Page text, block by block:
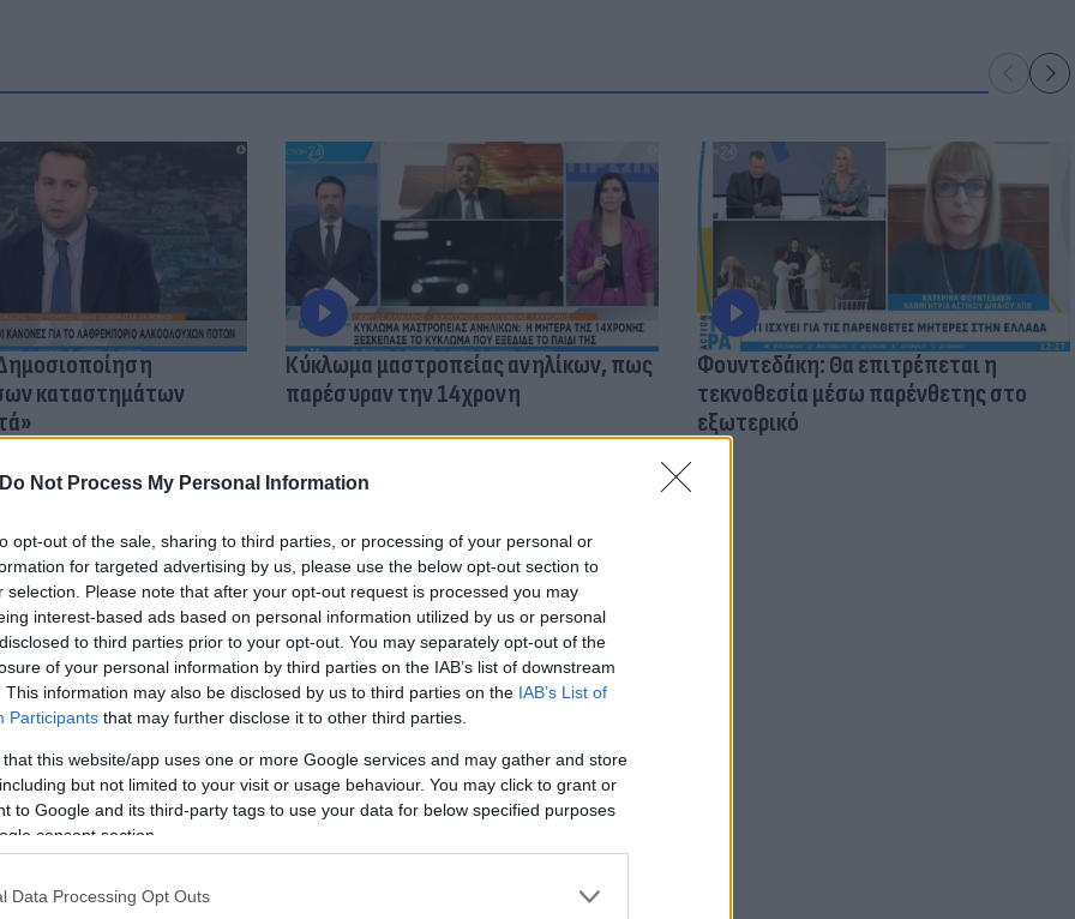
Do Not Process My Personal Information
opt-out of the sale, sharing to third parties, or processing of your personal or
for targeted advertising by us, please use the below opt-out section to
selection. Please note that after your opt-out request is processed you may
interest-based ads based on personal information utilized by us or personal
to third parties prior to your opt-out. You may separately opt-out of the
of your personal information by third parties on the IAB’s list of downstream
This information may also be disclosed by us to third parties on the IAB’s List of
Participants that may further disclose it to other third parties.
that this website/app uses one or more Google services and may gather and store
but not limited to your visit or usage behaviour. You may click to grant or
to Google and its third-party tags to use your data for below specified purposes
consent section.
Data Processing Opt Outs
καταστημάτων
Κύκλωμα μαστροπείας ανηλίκων, πως
παρέσυραν την 14χρονη
Φουντεδάκη: Θα επιτρέπεται η
τεκνοθεσία μέσω παρένθετης στο
εξωτερικό